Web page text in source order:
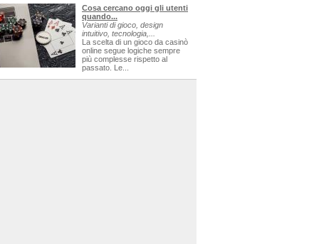
Cosa cercano oggi gli utenti
quando...
Varianti di gioco, design
intuitivo, tecnologia,...
La scelta di un gioco da casinò
online segue logiche sempre
più complesse rispetto al
passato. Le...